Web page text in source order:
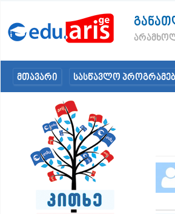
მთავარი სასწავლო